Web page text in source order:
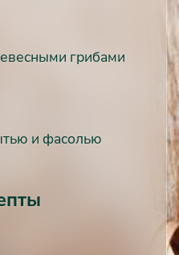
грибами
и фасолью